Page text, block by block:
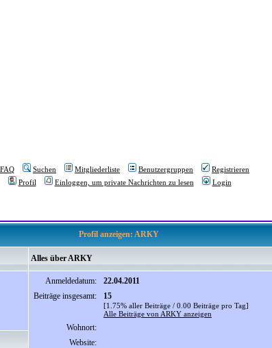
FAQ Suchen Mitgliederliste Benutzergruppen
Registrieren
Profil
Einloggen, um private Nachrichten zu lesen Login
Profil anzeigen: ARKY
Alles über ARKY
Anmeldedatum:
22.04.2011
Beiträge insgesamt:
15
[1.75% aller Beiträge / 0.00 Beiträge pro Tag]
Alle Beiträge von ARKY anzeigen
Wohnort:
Website: